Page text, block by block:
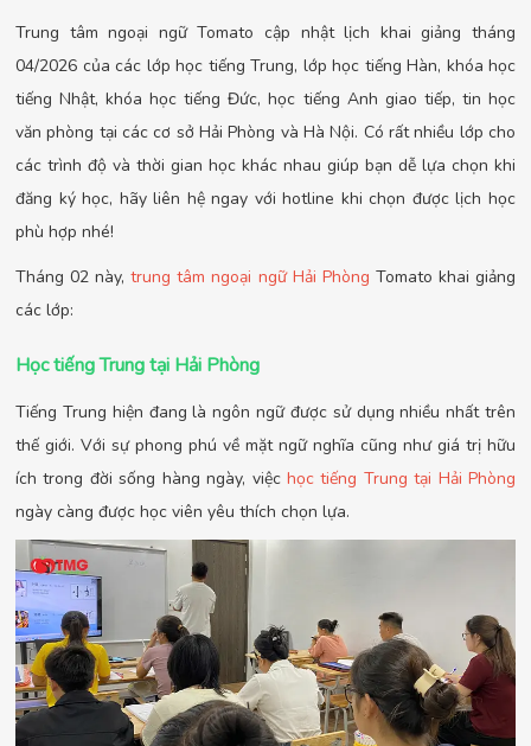
Trung tâm ngoại ngữ Tomato cập nhật lịch khai giảng tháng
04/2026 của các lớp học tiếng Trung, lớp học tiếng Hàn, khóa học
tiếng Nhật, khóa học tiếng Đức, học tiếng Anh giao tiếp, tin học
văn phòng tại các cơ sở Hải Phòng và Hà Nội. Có rất nhiều lớp cho
các trình độ và thời gian học khác nhau giúp bạn dễ lựa chọn khi
đăng ký học, hãy liên hệ ngay với hotline khi chọn được lịch học
phù hợp nhé!
Tháng 02 này, trung tâm ngoại ngữ Hải Phòng Tomato khai giảng
các lớp:
Học tiếng Trung tại Hải Phòng
Tiếng Trung hiện đang là ngôn ngữ được sử dụng nhiều nhất trên
thế giới. Với sự phong phú về mặt ngữ nghĩa cũng như giá trị hữu
ích trong đời sống hàng ngày, việc học tiếng Trung tại Hải Phòng
ngày càng được học viên yêu thích chọn lựa.